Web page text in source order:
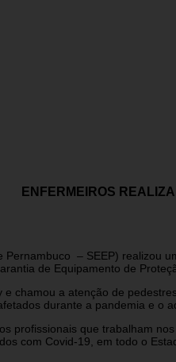
ENFERMEIROS
Pernambuco – SEEP) realizou
de Equipamento de
chamou a atenção de
durante a pandemia e o
profissionais que trabalham
com Covid-19, em todo o